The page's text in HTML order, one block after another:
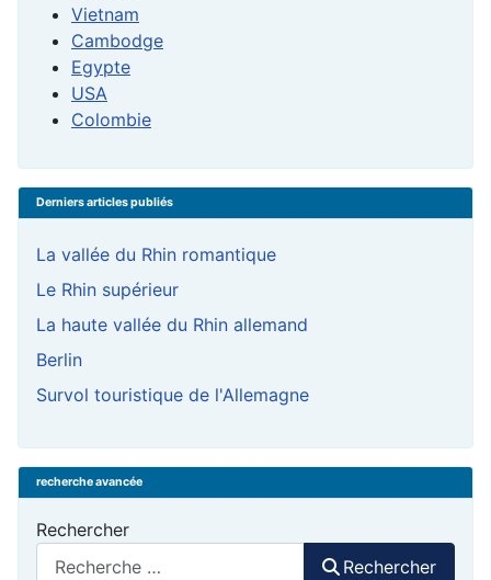
Vietnam
Cambodge
Egypte
USA
Colombie
Derniers articles publiés
La vallée du Rhin romantique
Le Rhin supérieur
La haute vallée du Rhin allemand
Berlin
Survol touristique de l'Allemagne
recherche avancée
Rechercher
Rechercher